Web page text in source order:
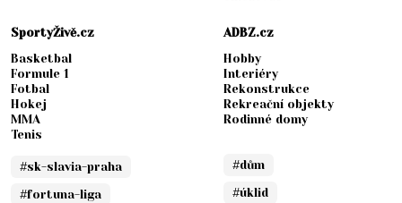
SportyŽivě.cz
Basketbal
Formule 1
Fotbal
Hokej
MMA
Tenis
#sk-slavia-praha
#fortuna-liga
ADBZ.cz
Hobby
Interiéry
Rekonstrukce
Rekreační objekty
Rodinné domy
#dům
#úklid